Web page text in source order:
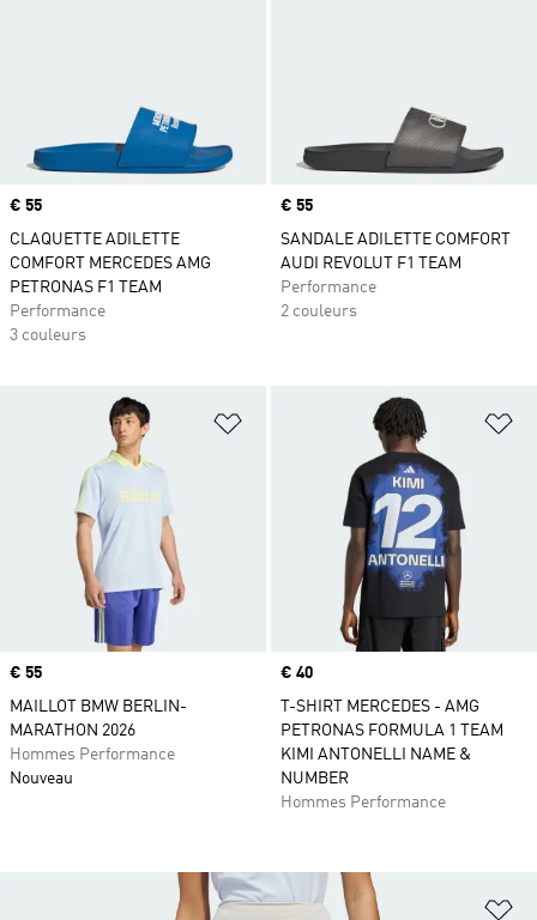
Prix
€ 55
CLAQUETTE ADILETTE
COMFORT MERCEDES AMG
PETRONAS F1 TEAM
Performance
3 couleurs
Prix
€ 55
SANDALE ADILETTE COMFORT
AUDI REVOLUT F1 TEAM
Performance
2 couleurs
Ajouter à la Liste de produits
Prix
€ 55
MAILLOT BMW BERLIN-
MARATHON 2026
Hommes Performance
Nouveau
Prix
€ 40
T-SHIRT MERCEDES - AMG
PETRONAS FORMULA 1 TEAM
KIMI ANTONELLI NAME &
NUMBER
Hommes Performance